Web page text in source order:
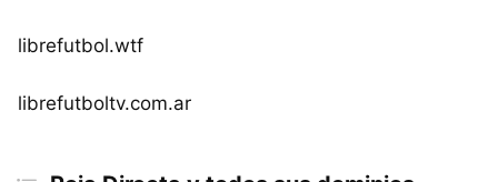
librefutbol.wtf
librefutboltv.com.ar